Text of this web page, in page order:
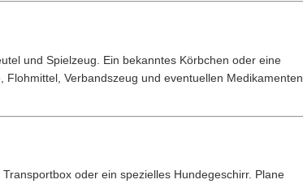
und Spielzeug. Ein bekanntes Körbchen oder eine
Verbandszeug und eventuellen Medikamenten
oder ein spezielles Hundegeschirr. Plane